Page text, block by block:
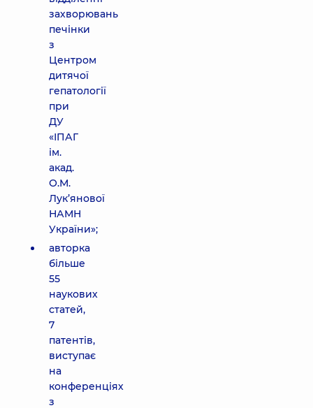
захворювань
печінки
з
Центром
дитячої
гепатології
при
ДУ
«ІПАГ
ім.
акад.
О.М.
Лук’янової
НАМН
України»;
авторка
більше
55
наукових
статей,
7
патентів,
виступає
на
конференціях
з